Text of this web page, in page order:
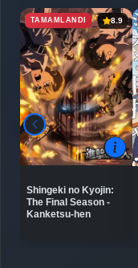
TAMAMLANDI 8.9
Shingeki no Kyojin:
The Final Season -
Kanketsu-hen